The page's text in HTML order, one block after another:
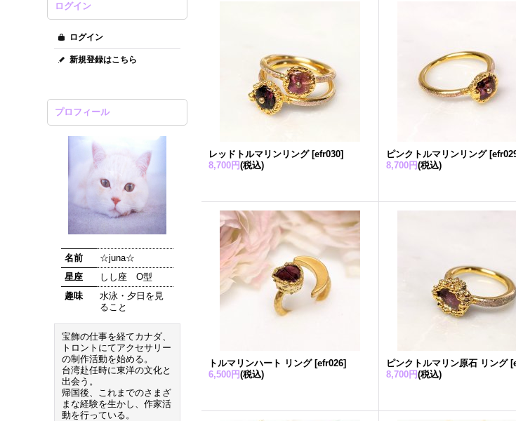
ログイン
ログイン
新規登録はこちら
プロフィール
名前
☆juna☆
星座
しし座 O型
趣味
水泳・夕日を見
ること
宝飾の仕事を経てカナダ、
トロントにてアクセサリー
の制作活動を始める。
台湾赴任時に東洋の文化と
出会う。
帰国後、これまでのさまざ
まな経験を生かし、作家活
動を行っている。
レッドトルマリンリング [efr030]
8,700円(税込)
ピンクトルマリンリング [
8,700円(税込)
トルマリンハート リング [efr026]
6,500円(税込)
ピンクトルマリン原石 リング [
8,700円(税込)